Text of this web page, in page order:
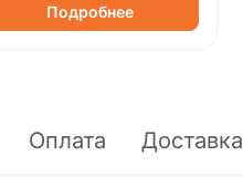
Подробнее
Оплата Доставка